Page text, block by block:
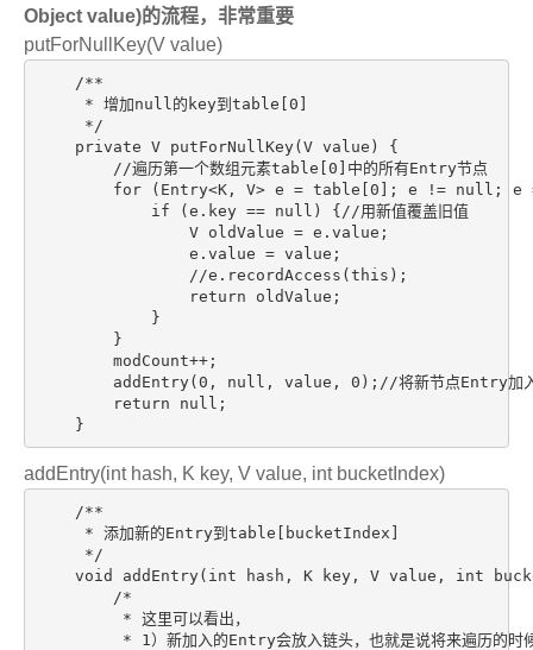
Object value)的流程，非常重要
putForNullKey(V value)
    /**
     * 增加null的key到table[0]
     */
    private V putForNullKey(V value) {
        //遍历第一个数组元素table[0]中的所有Entry节点
for (Entry<K, V> e = table[0]; e != null; e
            if (e.key == null) {//用新值覆盖旧值
                V oldValue = e.value;
                e.value = value;
                //e.recordAccess(this);
                return oldValue;
            }
        }
        modCount++;
addEntry(0, null, value, 0);//将新节点Entry加
        return null;
    }
addEntry(int hash, K key, V value, int bucketIndex)
    /**
     * 添加新的Entry到table[bucketIndex]
     */
void addEntry(int hash, K key, V value, int
        /*
         * 这里可以看出，
* 1）新加入的Entry会放入链头，也就是说将来遍历的时